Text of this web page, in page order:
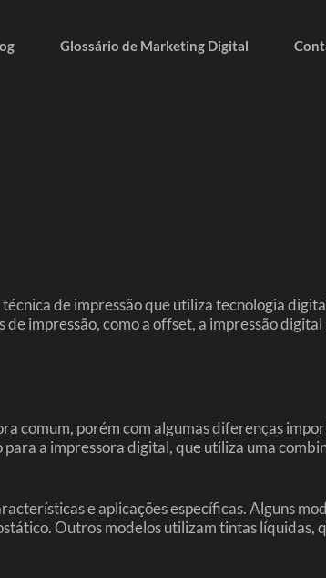
Glossário de Marketing Digital
de impressão que utiliza tecnologia
impressão, como a offset, a impressão
comum, porém com algumas diferenças
a impressora digital, que utiliza uma
e aplicações específicas. Alguns
Outros modelos utilizam tintas líquidas,